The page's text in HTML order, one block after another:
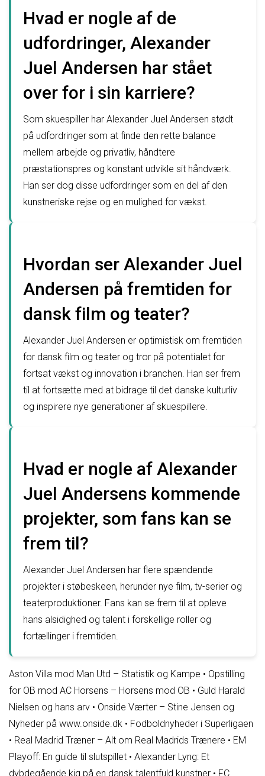
Hvad er nogle af de
udfordringer, Alexander
Juel Andersen har stået
over for i sin karriere?
Som skuespiller har Alexander Juel Andersen stødt
på udfordringer som at finde den rette balance
mellem arbejde og privatliv, håndtere
præstationspres og konstant udvikle sit håndværk.
Han ser dog disse udfordringer som en del af den
kunstneriske rejse og en mulighed for vækst.
Hvordan ser Alexander Juel
Andersen på fremtiden for
dansk film og teater?
Alexander Juel Andersen er optimistisk om fremtiden
for dansk film og teater og tror på potentialet for
fortsat vækst og innovation i branchen. Han ser frem
til at fortsætte med at bidrage til det danske kulturliv
og inspirere nye generationer af skuespillere.
Hvad er nogle af Alexander
Juel Andersens kommende
projekter, som fans kan se
frem til?
Alexander Juel Andersen har flere spændende
projekter i støbeskeen, herunder nye film, tv-serier og
teaterproduktioner. Fans kan se frem til at opleve
hans alsidighed og talent i forskellige roller og
fortællinger i fremtiden.
Aston Villa mod Man Utd – Statistik og Kampe • Opstilling
for OB mod AC Horsens – Horsens mod OB • Guld Harald
Nielsen og hans arv • Onside Værter – Stine Jensen og
Nyheder på www.onside.dk • Fodboldnyheder i Superligaen
• Real Madrid Træner – Alt om Real Madrids Trænere • EM
Playoff: En guide til slutspillet • Alexander Lyng: Et
dybdegående kig på en dansk talentfuld kunstner • FC